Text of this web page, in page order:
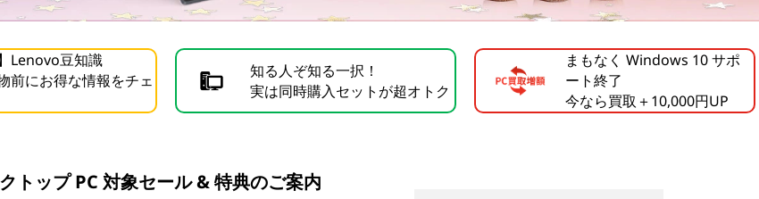
Lenovo豆知識
前にお得な情報をチェ
知る人ぞ知る一択！
実は同時購入セットが超オトク
まもなく Windows 10 サポ
ート終了
今なら買取＋10,000円UP
トップ PC 対象セール & 特典のご案内